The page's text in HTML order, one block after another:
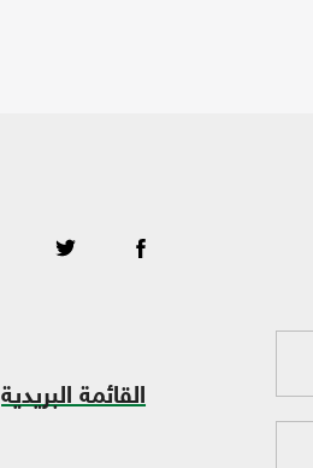
القائمة البريدية